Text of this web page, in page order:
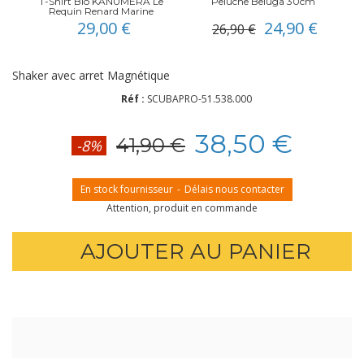
Requin Renard Marine
29,00 € 26,90 € 24,90 €
Shaker avec arret Magnétique
Réf : SCUBAPRO-51.538.000
-8% 41,90 € 38,50 €
En stock fournisseur - Délais nous contacter
Attention, produit en commande
AJOUTER AU PANIER